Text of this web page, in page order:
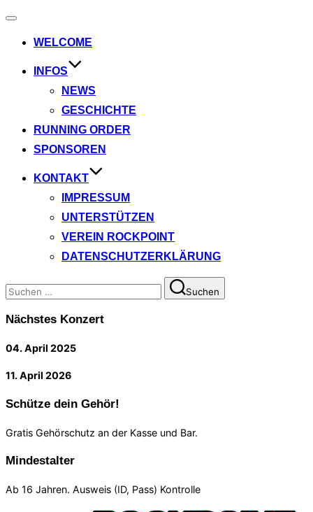
Navigation
WELCOME
INFOS
NEWS
GESCHICHTE
RUNNING ORDER
SPONSOREN
KONTAKT
IMPRESSUM
UNTERSTÜTZEN
VEREIN ROCKPOINT
DATENSCHUTZERKLÄRUNG
Suchen
nach:
Suchen
Nächstes Konzert
04. April 2025
11. April 2026
Schütze dein Gehör!
Gratis Gehörschutz an der Kasse und Bar.
Mindestalter
Ab 16 Jahren. Ausweis (ID, Pass) Kontrolle